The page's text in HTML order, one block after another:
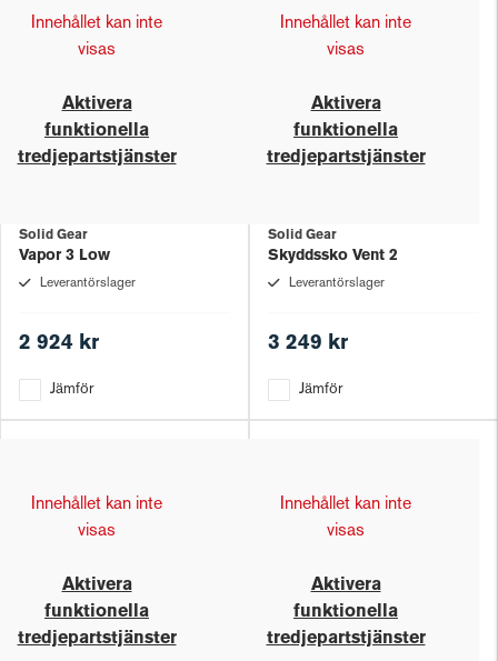
Innehållet kan inte
visas
Aktivera
funktionella
tredjepartstjänster
Solid Gear
Vapor 3 Low
Leverantörslager
2 924 kr
Jämför
Innehållet kan inte
visas
Aktivera
funktionella
tredjepartstjänster
Solid Gear
Skyddssko Vent 2
Leverantörslager
3 249 kr
Jämför
Innehållet kan inte
visas
Aktivera
funktionella
tredjepartstjänster
Innehållet kan inte
visas
Aktivera
funktionella
tredjepartstjänster